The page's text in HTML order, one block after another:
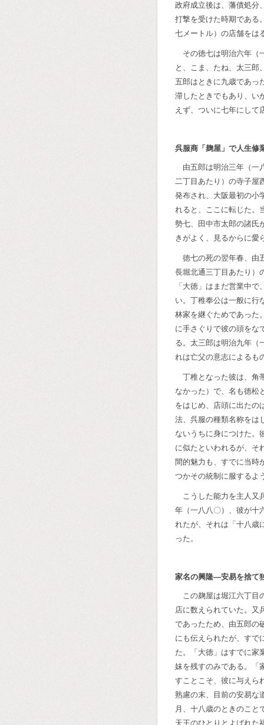
政府成立後は、藩債処分
打撃を受けた時期である
七メートル）の店舗をは
その徳七は明治六年（
と、こま、たね、太三郎
五郎はときに九歳であっ
滞したときでもあり、い
えず、ついに七年にして
呉服商「麹屋」で人生修
由五郎は明治三年（一
二丁目あたり）の寺子屋
発布され、大阪最初の小
れると、ここに転じた。
勢七、田中市太郎の諸氏
きがよく、見るからに愛
徳七の死の翌年春、由
長堀北通三丁目あたり）
「大徳」はまだ営業中
い。丁稚奉公は一般に行
林家を継ぐためであった
に手さぐりで彼の頭をな
る。太三郎は明治九年（
れは亡父の意志によるも
丁稚となった彼は、角
なかった）で、名も徳松
をはじめ、店頭に出たの
法、呉服の種類名称をは
ないうちに身につけた。
に似たといわれるが、そ
間的魅力も、すでに当時
つかその統制に服するよ
こうした能力を主人又
年（一八八〇）、彼が十
れたが、それは「十八歳
った。
家名の興隆―安易を捨て
この麹屋は堀江六丁目
店に数えられていた。又
であったため、由五郎の
にも伝えられたが、すで
た。「大徳」はすでに家
妹を残すのみである。「
すことこそ、彼に与えら
熟慮の末、目前の安易な
月、十八歳のときのこと
天王のひとりとよばれた